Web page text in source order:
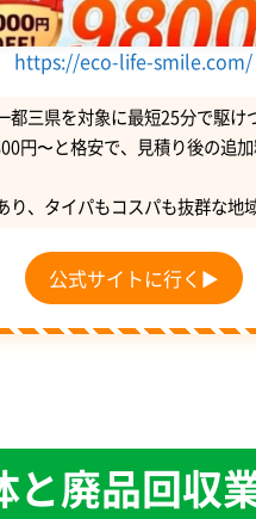
https://eco-life-smile.com/
都三県を対象に最短25分で駆け
円〜と格安で、見積り後の追
り、タイパもコスパも抜群な地
公式サイトに行く▶
廃品回収